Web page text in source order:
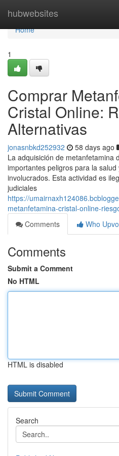
hubwebsites
Home
Home
1
Comprar
Cristal Online:
Alternativas
jonasnbkd252932 58 days ago
La adquisición de metanfetamina
importantes peligros para la
involucrados. Esta actividad es
judiciales
https://
metanfetamina-cristal-online-
Comments
Who
Comments
Submit a Comment
No HTML
HTML is disabled
Search